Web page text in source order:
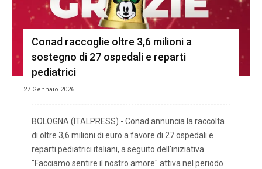
Conad raccoglie oltre 3,6 milioni a
sostegno di 27 ospedali e reparti
pediatrici
27 Gennaio 2026
BOLOGNA (ITALPRESS) - Conad annuncia la raccolta
di oltre 3,6 milioni di euro a favore di 27 ospedali e
reparti pediatrici italiani, a seguito dell'iniziativa
"Facciamo sentire il nostro amore" attiva nel periodo